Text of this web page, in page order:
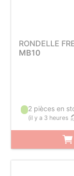
RONDELLE
MB10
2 pièces en
(il y a 3 heures